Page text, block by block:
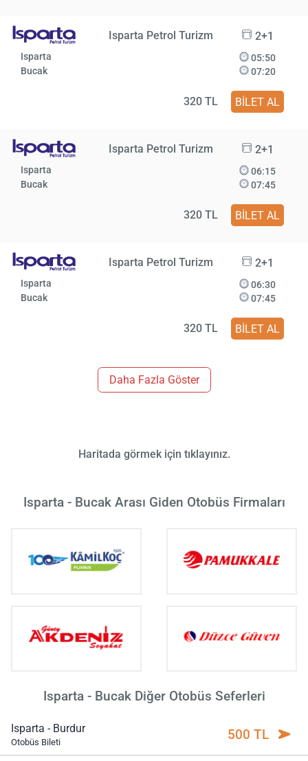
Isparta Petrol Turizm 2+1
Isparta
Bucak
05:50
07:20
320 TL BİLET AL
Isparta Petrol Turizm 2+1
Isparta
Bucak
06:15
07:45
320 TL BİLET AL
Isparta Petrol Turizm 2+1
Isparta
Bucak
06:30
07:45
320 TL BİLET AL
Daha Fazla Göster
Haritada görmek için tıklayınız.
Isparta - Bucak Arası Giden Otobüs Firmaları
Isparta - Bucak Diğer Otobüs Seferleri
Isparta - Burdur
Otobüs Bileti 500 TL